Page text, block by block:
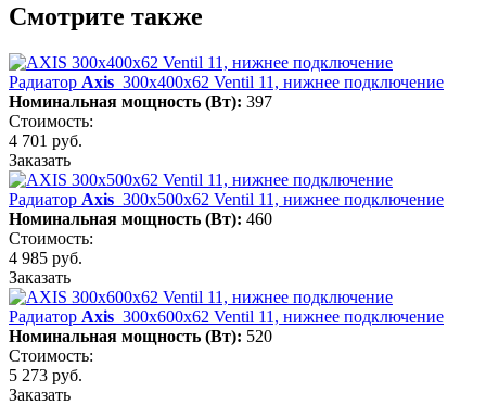
Смотрите также
Радиатор Axis 300х400х62 Ventil 11, нижнее подключение
Номинальная мощность (Вт): 397
Стоимость:
4 701 руб.
Заказать
Радиатор Axis 300х500х62 Ventil 11, нижнее подключение
Номинальная мощность (Вт): 460
Стоимость:
4 985 руб.
Заказать
Радиатор Axis 300х600х62 Ventil 11, нижнее подключение
Номинальная мощность (Вт): 520
Стоимость:
5 273 руб.
Заказать